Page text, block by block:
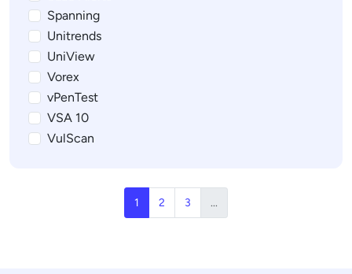
Spanning
Unitrends
UniView
Vorex
vPenTest
VSA 10
VulScan
1 2 3 ...